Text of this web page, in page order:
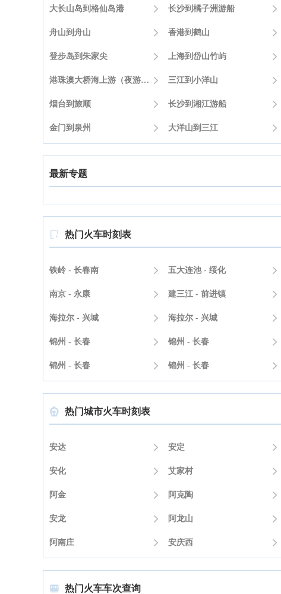
大长山岛到格仙岛港  长沙到橘子洲游船 
舟山到舟山  香港到鹤山 
登步岛到朱家尖  上海到岱山竹屿 
港珠澳大桥海上游（夜游）到珠海  三江到小洋山 
烟台到旅顺  长沙到湘江游船 
金门到泉州  大洋山到三江 
最新专题
 热门火车时刻表
铁岭 - 长春南  五大连池 - 绥化 
南京 - 永康  建三江 - 前进镇 
海拉尔 - 兴城  海拉尔 - 兴城 
锦州 - 长春  锦州 - 长春 
锦州 - 长春  锦州 - 长春 
 热门城市火车时刻表
安达  安定 
安化  艾家村 
阿金  阿克陶 
安龙  阿龙山 
阿南庄  安庆西 
 热门火车车次查询